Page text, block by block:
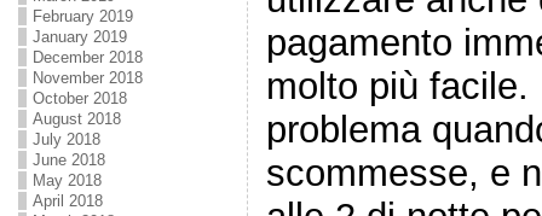
February 2019
January 2019
December 2018
November 2018
October 2018
August 2018
July 2018
June 2018
May 2018
April 2018
pagamento
molto più
problema
scommesse, e